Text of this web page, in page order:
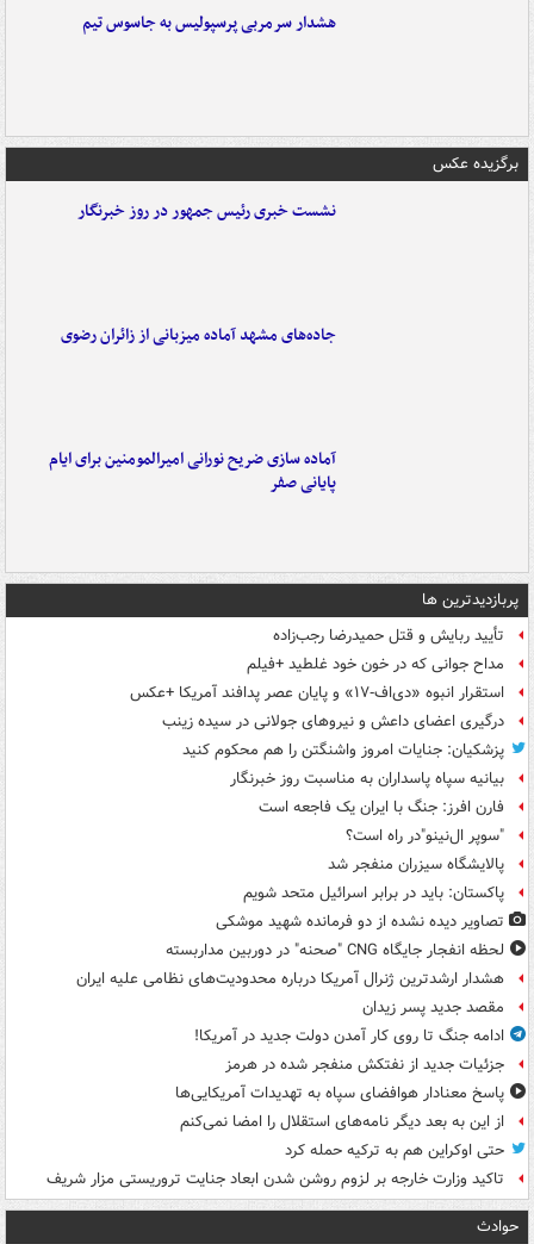
هشدار سرمربی پرسپولیس به جاسوس تیم
برگزیده عکس
نشست خبری رئیس جمهور در روز خبرنگار
جاده‌های مشهد آماده میزبانی از زائران رضوی
آماده سازی ضریح نورانی امیرالمومنین برای ایام
پایانی صفر
پربازدیدترین ها
تأیید ربایش و قتل حمیدرضا رجب‌زاده
مداح جوانی که در خون خود غلطید +فیلم
استقرار انبوه «دی‌اف‑۱۷» و پایان عصر پدافند آمریکا +عکس
درگیری اعضای داعش و نیروهای جولانی در سیده زینب
پزشکیان: جنایات امروز واشنگتن را هم محکوم کنید
بیانیه سپاه پاسداران به مناسبت روز خبرنگار
فارن افرز: جنگ با ایران یک فاجعه است
"سوپر ال‌نینو"در راه است؟
پالایشگاه سیزران منفجر شد
پاکستان: باید در برابر اسرائیل متحد شویم
تصاویر دیده‌ نشده از دو فرمانده شهید موشکی
لحظه انفجار جایگاه CNG "صحنه" در دوربین مداربسته
هشدار ارشدترین ژنرال آمریکا درباره محدودیت‌های نظامی علیه ایران
مقصد جدید پسر زیدان
ادامه جنگ تا روی کار آمدن دولت جدید در آمریکا!
جزئیات جدید از نفتکش منفجر شده در هرمز
پاسخ معنادار هوافضای سپاه به تهدیدات آمریکایی‌ها
از این به بعد دیگر نامه‌های استقلال را امضا نمی‌کنم
حتی اوکراین هم به ترکیه حمله کرد
تاکید وزارت خارجه بر لزوم روشن شدن ابعاد جنایت تروریستی مزار شریف
حوادث